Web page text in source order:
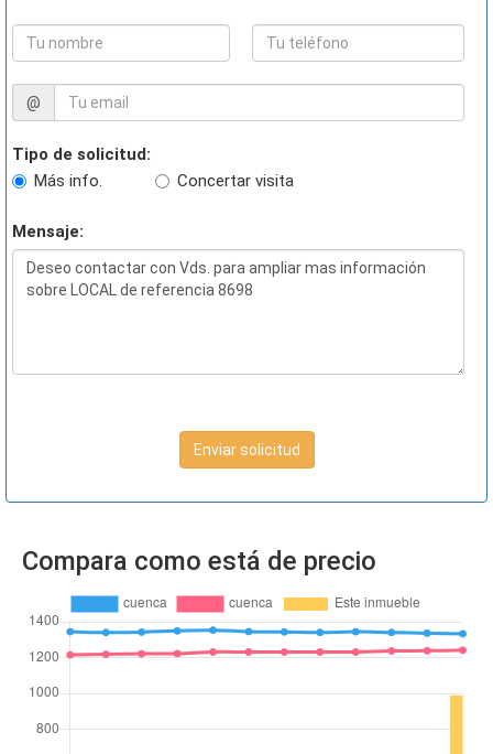
@
Tipo de solicitud:
Más info.
Concertar visita
Mensaje:
Enviar solicitud
Compara como está de precio